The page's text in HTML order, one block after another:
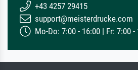
+43 4257 29415
support@meisterdrucke.com
Mo-Do: 7:00 - 16:00 | Fr: 7:00 -